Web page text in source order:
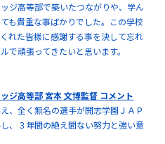
ジ高等部で築いたつながりや、学ん
も貴重な事ばかりでした。この学校
れた皆様に感謝する事を決して忘れ
で頑張ってきたいと思います。
ジ高等部 宮本 文博監督 コメント
、全く無名の選手が開志学園ＪＡＰ
、３年間の絶え間ない努力と強い意